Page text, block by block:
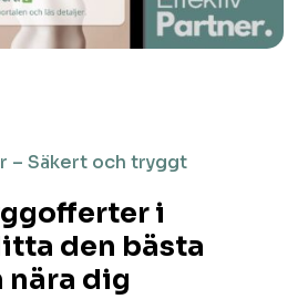
– Säkert och tryggt
i
den bästa
nära dig